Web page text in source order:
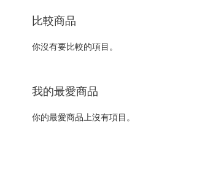
目
比較商品
你沒有要比較的項目。
我的最愛商品
你的最愛商品上沒有項目。